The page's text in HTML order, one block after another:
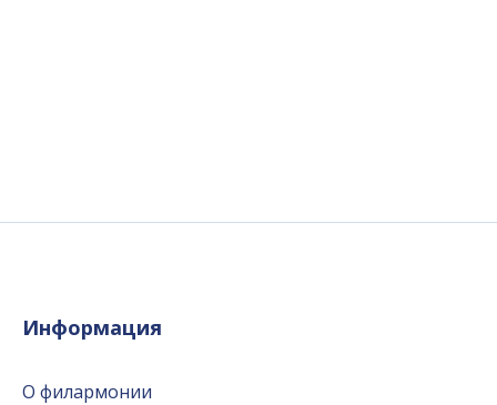
Информация
О филармонии